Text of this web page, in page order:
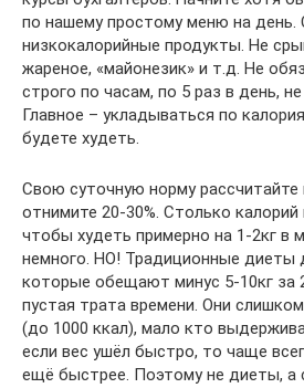
по нашему простому меню на день.
низкокалорийные продукты. Не
жареное, «майонезик» и т.д. Не
строго по часам, по 5 раз в день,
Главное – укладываться по
будете худеть.
Свою суточную норму рассчитайте
отнимите 20-30%. Столько
чтобы худеть примерно на 1-2кг в
немного. НО! Традиционные диеты
которые обещают минус 5-10кг за
пустая трата времени. Они
(до 1000 ккал), мало кто
если вес ушёл быстро, то чаще
ещё быстрее. Поэтому не диеты, а